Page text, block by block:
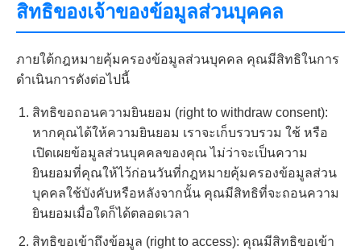
สิทธิของเจ้าของข้อมูลส่วนบุคคล
ภายใต้กฎหมายคุ้มครองข้อมูลส่วนบุคคล คุณมีสิทธิในการ
ดำเนินการดังต่อไปนี้
สิทธิขอถอนความยินยอม (right to withdraw consent):
หากคุณได้ให้ความยินยอม เราจะเก็บรวบรวม ใช้ หรือ
เปิดเผยข้อมูลส่วนบุคคลของคุณ ไม่ว่าจะเป็นความ
ยินยอมที่คุณให้ไว้ก่อนวันที่กฎหมายคุ้มครองข้อมูลส่วน
บุคคลใช้บังคับหรือหลังจากนั้น คุณมีสิทธิที่จะถอนความ
ยินยอมเมื่อใดก็ได้ตลอดเวลา
สิทธิขอเข้าถึงข้อมูล (right to access): คุณมีสิทธิขอเข้า